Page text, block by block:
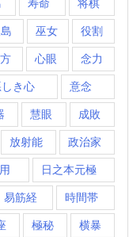
巫女 役割
心眼 念力
しき心 意念
慧眼 成敗
放射能 政治家
日之本元極
易筋経 時間帯
極秘 横暴